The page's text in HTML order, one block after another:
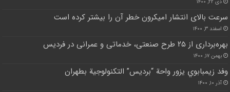
دی ۲۲, ۱۴۰۰
سرعت بالای انتشار امیکرون خطر آن را بیشتر کرده است
اسفند ۳, ۱۴۰۰
بهره‌برداری از ۲۵ طرح صنعتی، خدماتی و عمرانی در فردیس
بهمن ۱۷, ۱۴۰۰
وفد زيمبابوي يزور واحة “برديس” التكنولوجية بطهران
آذر ۱۰, ۱۴۰۰